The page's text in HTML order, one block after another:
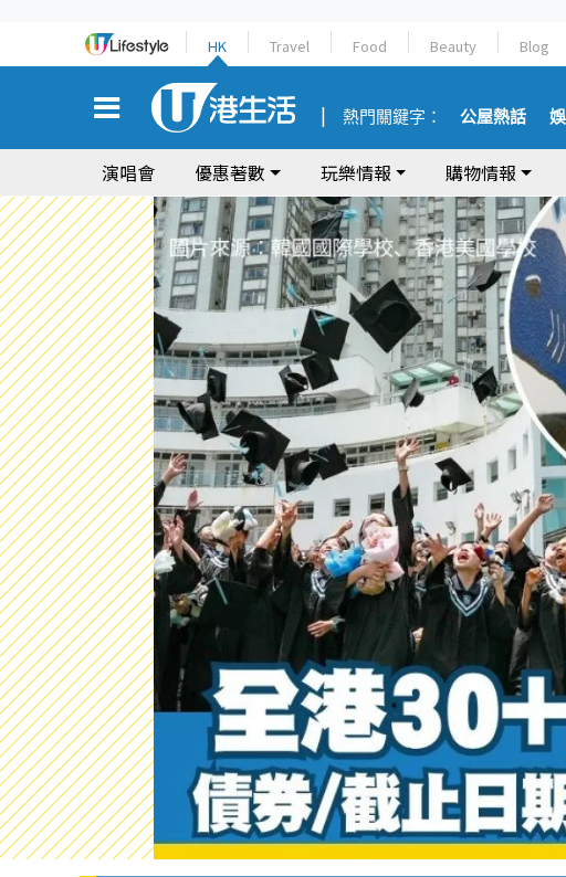
HK Travel Food Beauty Blog
熱門關鍵字： 公屋熱話
演唱會 優惠著數 玩樂情報 購物情報